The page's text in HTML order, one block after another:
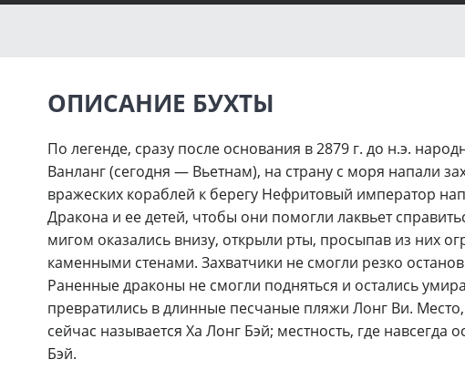
ОПИСАНИЕ БУХТЫ
По легенде, сразу после основания в 2879 г. до н.э.
Ванланг (сегодня — Вьетнам), на страну с моря напали
вражеских кораблей к берегу Нефритовый император
Дракона и ее детей, чтобы они помогли лаквьет
мигом оказались внизу, открыли рты, просыпав из них
каменными стенами. Захватчики не смогли резко
Раненные драконы не смогли подняться и остались
превратились в длинные песчаные пляжи Лонг Ви.
сейчас называется Ха Лонг Бэй; местность, где навсегда
Бэй.